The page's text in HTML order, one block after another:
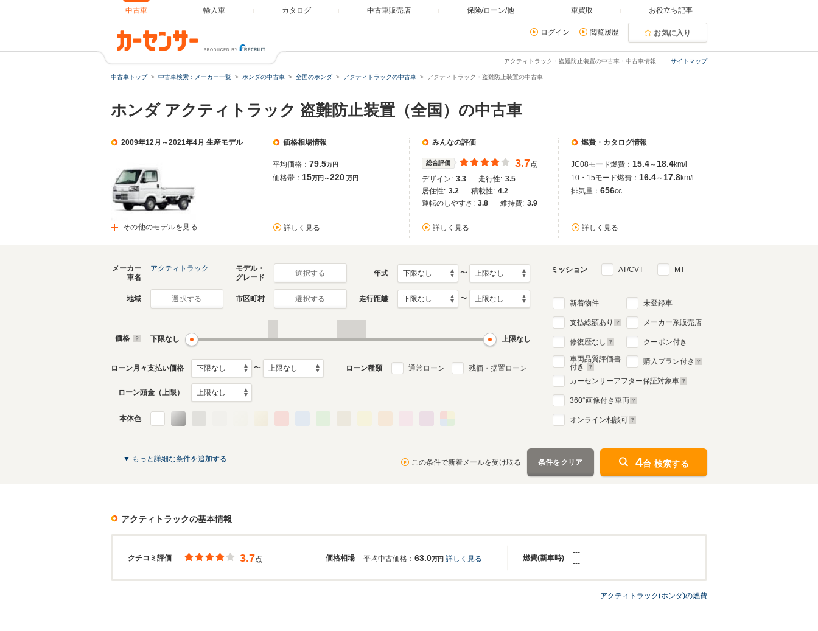
中古車 輸入車 カタログ 中古車販売店 保険/ローン/他 車買取 お役立ち記事
ログイン 閲覧履歴 お気に入り
サイトマップ
アクティトラック・盗難防止装置の中古車・中古車情報
中古車トップ 中古車検索：メーカー一覧 ホンダの中古車 全国のホンダ アクティトラックの中古車 アクティトラック・盗難防止装置の中古車
ホンダ アクティトラック 盗難防止装置（全国）の中古車
2009年12月～2021年4月 生産モデル
その他のモデルを見る
価格相場情報
平均価格： 79.5万円
価格帯： 15万円～220 万円
詳しく見る
みんなの評価
総合評価 3.7点
デザイン: 3.3 走行性: 3.5
居住性: 3.2 積載性: 4.2
運転のしやすさ: 3.8 維持費: 3.9
詳しく見る
燃費・カタログ情報
JC08モード燃費： 15.4～ 18.4km/l
10・15モード燃費： 16.4～ 17.8km/l
排気量： 656cc
詳しく見る
生産モデル
アクティトラックのカタログを見る
メーカー
車名
アクティトラック
モデル・
グレード
選択する 年式 〜
地域 選択する 市区町村 選択する 走行距離 〜
価格 下限なし 上限なし
ローン月々支払い価格 〜 ローン種類 通常ローン 残価・据置ローン
ローン頭金（上限）
本体色
ミッション AT/CVT MT
新着物件
支払総額あり
修復歴なし
車両品質評価書
付き
未登録車
メーカー系販売店
クーポン付き
購入プラン付き
カーセンサーアフター保証対象車
360°画像付き車両
オンライン相談可
▼ もっと詳細な条件を追加する この条件で新着メールを受け取る 条件をクリア 4台 検索する
アクティトラックの基本情報
クチコミ評価 価格相場 燃費(新車時)
3.7点 平均中古価格： 63.0万円 詳しく見る
---
---
アクティトラック(ホンダ)の燃費